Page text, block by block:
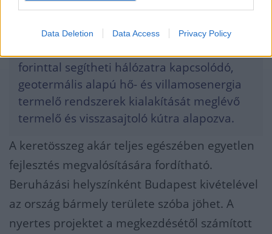
Data Deletion Data Access Privacy Policy
fejlesztésekre a hazai vállalkozásokat.
forinttal segítheti hálózatra kapcsolódó,
geotermális alapú hő- és villamosenergia
termelő rendszerek kialakítását meglévő
termelő és visszasajtoló kútra alapozva.
A keretösszeg akár teljes egészében egyetlen
fejlesztés megvalósítására fordítható.
Beruházási helyszínként Budapest kivételével
az ország bármely területe szóba jöhet. A
nyertes projektet a megkezdésétől számított